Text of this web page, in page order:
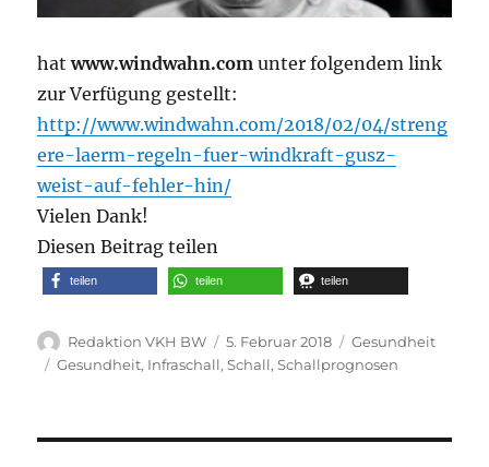
hatwww.windwahn.com unter folgendem link
zur Verfügung gestellt:
http://www.windwahn.com/2018/02/04/streng
ere-laerm-regeln-fuer-windkraft-gusz-
weist-auf-fehler-hin/
Vielen Dank!
Diesen Beitrag teilen
teilen teilen teilen
Autor
Redaktion VKH BW
Veröffentlicht
am
5. Februar 2018 Kategorien
Gesundheit
Schlagwörter
Gesundheit, Infraschall,Schall,Schallprognosen